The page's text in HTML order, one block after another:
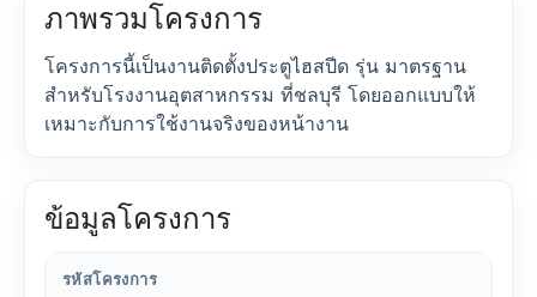
ภาพรวมโครงการ
โครงการนี้เป็นงานติดตั้งประตูไฮสปีด รุ่น มาตรฐาน
สำหรับโรงงานอุตสาหกรรม ที่ชลบุรี โดยออกแบบให้
เหมาะกับการใช้งานจริงของหน้างาน
ข้อมูลโครงการ
รหัสโครงการ